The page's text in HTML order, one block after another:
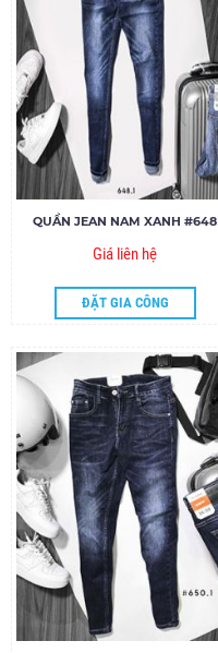
QUẦN JEAN NAM XANH #648
Giá liên hệ
ĐẶT GIA CÔNG